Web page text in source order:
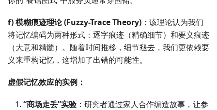
f) 模糊痕迹理论 (Fuzzy-Trace Theory) ：该理论认为我们
将记忆编码为两种形式：逐字痕迹（精确细节）和要义痕迹
（大意和精髓）。随着时间推移，细节褪去，我们更依赖要
义来重构记忆，这增加了出错的可能性。
虚假记忆效应的实例：
“商场走丢”实验：研究者通过家人合作编造故事，让参